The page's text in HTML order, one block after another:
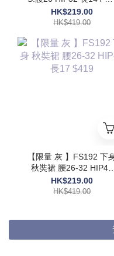
腰30 HIP36 長15 $419
HK$219.00
HK$419.00
【限量 灰 】FS192 下
秋奘裙 腰26-32 HIP40
長17 $419
HK$219.00
HK$419.00